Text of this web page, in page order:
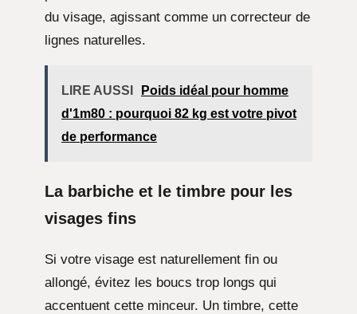
du visage, agissant comme un correcteur de
lignes naturelles.
LIRE AUSSI
Poids idéal pour homme
d'1m80 : pourquoi 82 kg est votre pivot
de performance
La barbiche et le timbre pour les
visages fins
Si votre visage est naturellement fin ou
allongé, évitez les boucs trop longs qui
accentuent cette minceur. Un timbre, cette